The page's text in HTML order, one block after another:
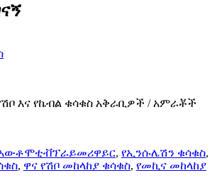
እና የኬብል ቁሳቁስ አቅራቢዎች / አምራቾች
, የኢንሱሌሽን ቁሳቁስ,
, ዋና የሽቦ መከላከያ ቁሳቁስ, የመኪና መከላከያ